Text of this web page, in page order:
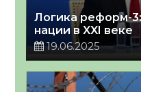
Логика реформ-
нации в XXI веке
19.06.2025